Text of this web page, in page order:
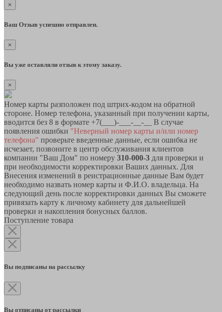
×
Ваш Отзыв успешно отправлен.
×
Вы уже оставляли отзыв к этому заказу.
×
Номер карты разположен под штрих-кодом на обратной
стороне. Номер телефона, указанный при получении карты,
вводится без 8 в формате +7(___)-___-__-__ В случае
появления ошибки "Неверный номер карты и/или номер
телефона" проверьте введенные данные, если ошибка не
исчезает, позвоните в центр обслуживания клиентов
компании "Ваш Дом" по номеру 310-000-3 для проверки и
при необходимости корректировки Ваших данных. Для
Внесения изменений в реистрационные данные Вам будет
необходимо назвать номер карты и Ф.И.О. владельца. На
следующий день после корректировки данных Вы сможете
привязать карту к личному кабинету для дальнейшей
проверки и накопления бонусных баллов.
Поступление товара
Вы подписаны на рассылку
Вы отписаны от рассылки